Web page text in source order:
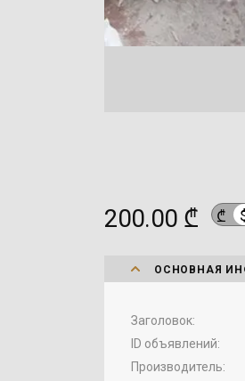
200.00 ₾ ₾
ОСНОВНАЯ
Заголовок
ID объявлений
Производитель